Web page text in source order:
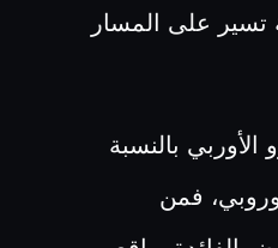
تسير على المسار
الأوربي بالنسبة
فمن